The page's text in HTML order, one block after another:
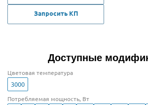
Запросить КП
Доступные
Цветовая температура
3000
Потребляемая мощность, Вт